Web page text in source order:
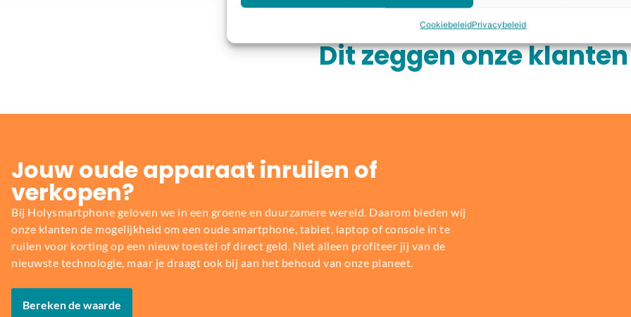
CookiebeleidPrivacybeleid
Dit zeggen onze klanten
Jouw oude apparaat inruilen of
verkopen?
Bij Holysmartphone geloven we in een groene en duurzamere wereld. Daarom bieden wij
onze klanten de mogelijkheid om een oude smartphone, tablet, laptop of console in te
ruilen voor korting op een nieuw toestel of direct geld. Niet alleen profiteer jij van de
nieuwste technologie, maar je draagt ook bij aan het behoud van onze planeet.
Bereken de waarde